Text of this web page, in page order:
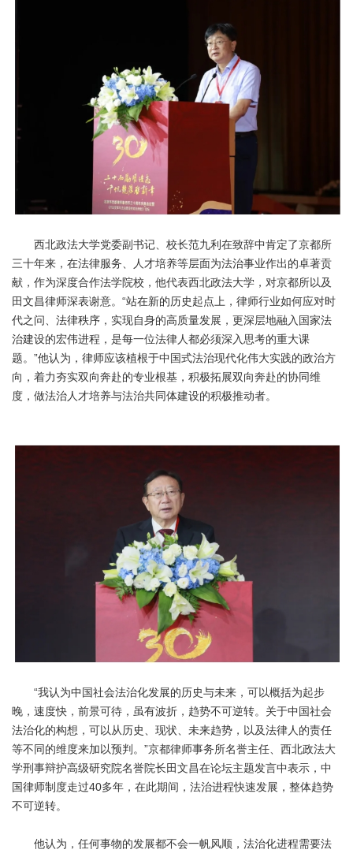
西北政法大学党委副书记、校长范九利在致辞中肯定了京都所
三十年来，在法律服务、人才培养等层面为法治事业作出的卓著贡
献，作为深度合作法学院校，他代表西北政法大学，对京都所以及
田文昌律师深表谢意。“站在新的历史起点上，律师行业如何应对时
代之问、法律秩序，实现自身的高质量发展，更深层地融入国家法
治建设的宏伟进程，是每一位法律人都必须深入思考的重大课
题。”他认为，律师应该植根于中国式法治现代化伟大实践的政治方
向，着力夯实双向奔赴的专业根基，积极拓展双向奔赴的协同维
度，做法治人才培养与法治共同体建设的积极推动者。
“我认为中国社会法治化发展的历史与未来，可以概括为起步
晚，速度快，前景可待，虽有波折，趋势不可逆转。关于中国社会
法治化的构想，可以从历史、现状、未来趋势，以及法律人的责任
等不同的维度来加以预判。”京都律师事务所名誉主任、西北政法大
学刑事辩护高级研究院名誉院长田文昌在论坛主题发言中表示，中
国律师制度走过40多年，在此期间，法治进程快速发展，整体趋势
不可逆转。
他认为，任何事物的发展都不会一帆风顺，法治化进程需要法